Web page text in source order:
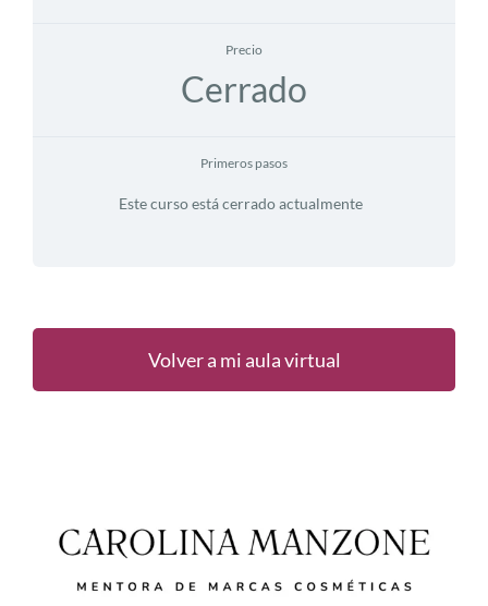
Precio
Cerrado
Primeros pasos
Este curso está cerrado actualmente
Volver a mi aula virtual